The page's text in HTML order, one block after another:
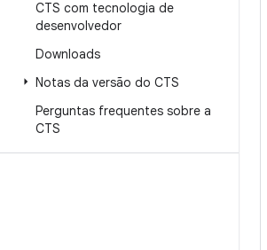
CTS com tecnologia de
desenvolvedor
Downloads
Notas da versão do CTS
Perguntas frequentes sobre a
CTS